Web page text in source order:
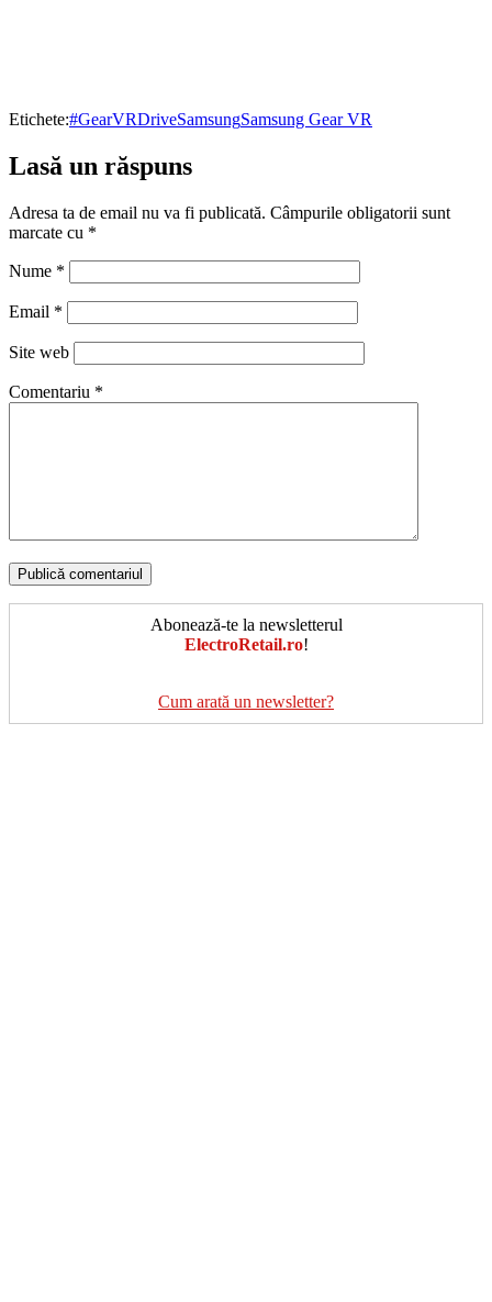
Etichete:#GearVRDriveSamsungSamsung Gear VR
Lasă un răspuns
Adresa ta de email nu va fi publicată. Câmpurile obligatorii sunt
marcate cu *
Nume *
Email *
Site web
Comentariu *
Abonează-te la newsletterul
ElectroRetail.ro!
Cum arată un newsletter?